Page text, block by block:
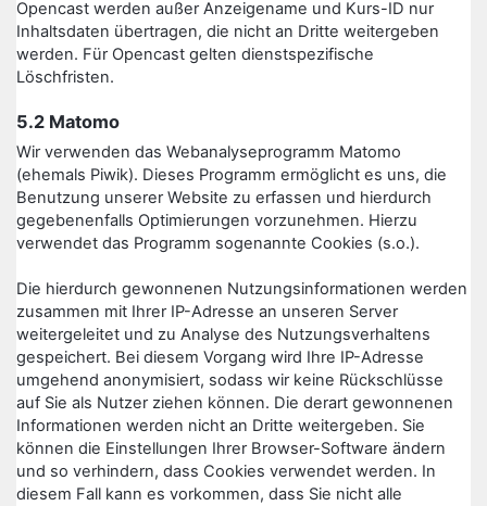
Opencast werden außer Anzeigename und Kurs-ID nur
Inhaltsdaten übertragen, die nicht an Dritte weitergeben
werden. Für Opencast gelten dienstspezifische
Löschfristen.
5.2 Matomo
Wir verwenden das Webanalyseprogramm Matomo
(ehemals Piwik). Dieses Programm ermöglicht es uns, die
Benutzung unserer Website zu erfassen und hierdurch
gegebenenfalls Optimierungen vorzunehmen. Hierzu
verwendet das Programm sogenannte Cookies (s.o.).
Die hierdurch gewonnenen Nutzungsinformationen werden
zusammen mit Ihrer IP-Adresse an unseren Server
weitergeleitet und zu Analyse des Nutzungsverhaltens
gespeichert. Bei diesem Vorgang wird Ihre IP-Adresse
umgehend anonymisiert, sodass wir keine Rückschlüsse
auf Sie als Nutzer ziehen können. Die derart gewonnenen
Informationen werden nicht an Dritte weitergeben. Sie
können die Einstellungen Ihrer Browser-Software ändern
und so verhindern, dass Cookies verwendet werden. In
diesem Fall kann es vorkommen, dass Sie nicht alle